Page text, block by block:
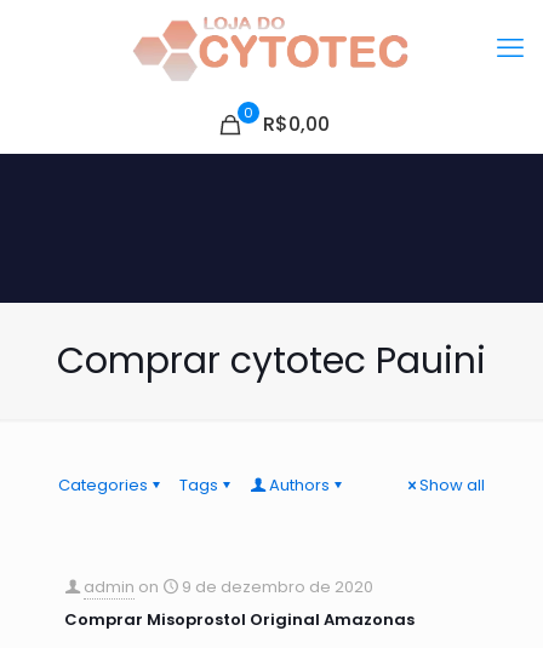
0 R$0,00
Comprar cytotec Pauini
Categories Tags Authors Show all
admin on
9 de dezembro de 2020
Comprar Misoprostol Original Amazonas